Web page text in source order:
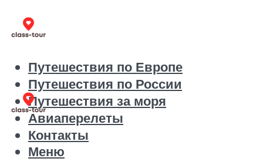
Путешествия по Европе
Путешествия по России
Путешествия за моря
Авиаперелеты
Контакты
Меню